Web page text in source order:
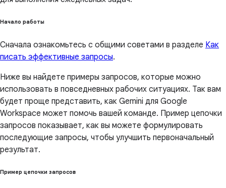
Начало работы
Сначала ознакомьтесь с общими советами в разделе Как
писать эффективные запросы.
Ниже вы найдете примеры запросов, которые можно
использовать в повседневных рабочих ситуациях. Так вам
будет проще представить, как Gemini для Google
Workspace может помочь вашей команде. Пример цепочки
запросов показывает, как вы можете формулировать
последующие запросы, чтобы улучшить первоначальный
результат.
Пример цепочки запросов